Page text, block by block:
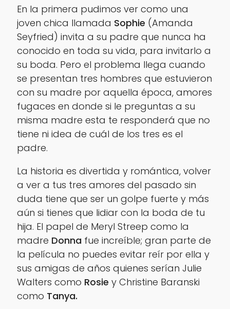
En la primera pudimos ver como una
joven chica llamada Sophie (Amanda
Seyfried) invita a su padre que nunca ha
conocido en toda su vida, para invitarlo a
su boda. Pero el problema llega cuando
se presentan tres hombres que estuvieron
con su madre por aquella época, amores
fugaces en donde si le preguntas a su
misma madre esta te responderá que no
tiene ni idea de cuál de los tres es el
padre.
La historia es divertida y romántica, volver
a ver a tus tres amores del pasado sin
duda tiene que ser un golpe fuerte y más
aún si tienes que lidiar con la boda de tu
hija. El papel de Meryl Streep como la
madre Donna fue increíble; gran parte de
la película no puedes evitar reír por ella y
sus amigas de años quienes serían Julie
Walters como Rosie y Christine Baranski
como Tanya.